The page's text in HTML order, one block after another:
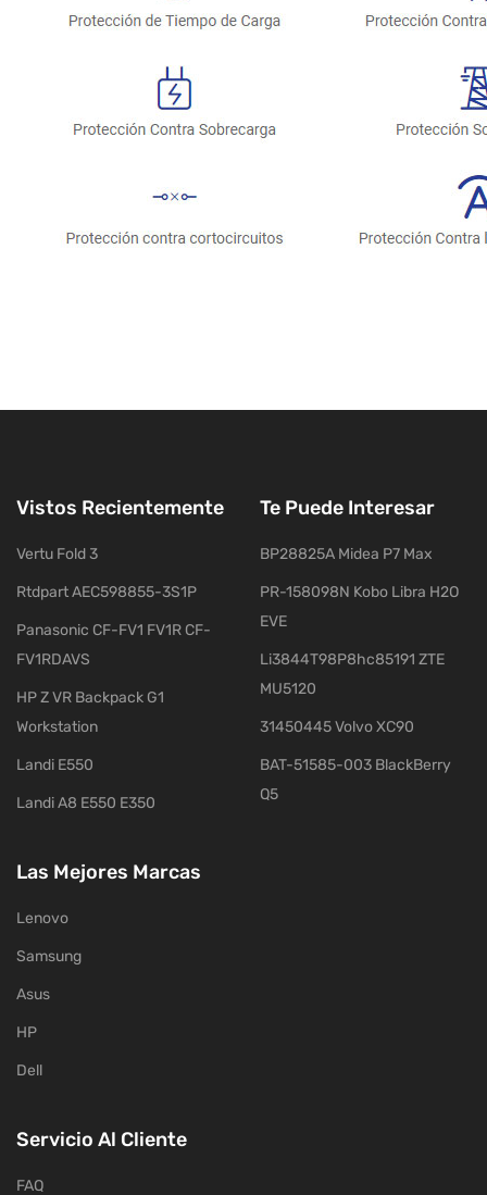
Vistos Recientemente
Vertu Fold 3
Rtdpart AEC598855-3S1P
Panasonic CF-FV1 FV1R CF-
FV1RDAVS
HP Z VR Backpack G1
Workstation
Landi E550
Landi A8 E550 E350
Te Puede Interesar
BP28825A Midea P7 Max
PR-158098N Kobo Libra H2O
EVE
Li3844T98P8hc85191 ZTE
MU5120
31450445 Volvo XC90
BAT-51585-003 BlackBerry
Q5
Las Mejores Marcas
Lenovo
Samsung
Asus
HP
Dell
Servicio Al Cliente
FAQ